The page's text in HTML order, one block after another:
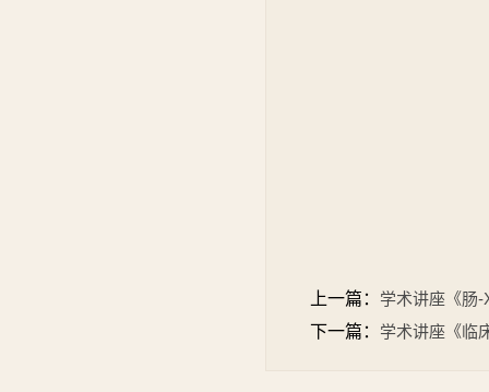
上一篇： 学术讲座《肠-
下一篇： 学术讲座《临